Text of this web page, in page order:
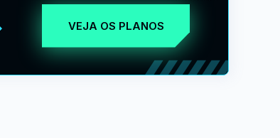
VEJA OS PLANOS